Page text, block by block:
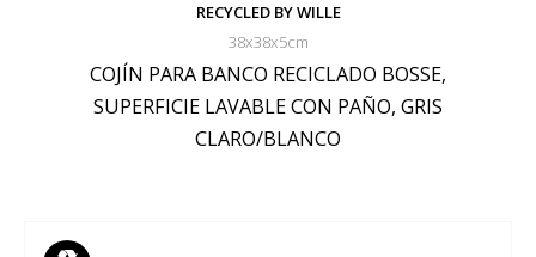
RECYCLED BY WILLE
38x38x5cm
COJÍN PARA BANCO RECICLADO BOSSE,
SUPERFICIE LAVABLE CON PAÑO, GRIS
CLARO/BLANCO